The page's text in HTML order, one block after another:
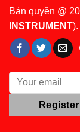
Bản quyền @
INSTRUMENT